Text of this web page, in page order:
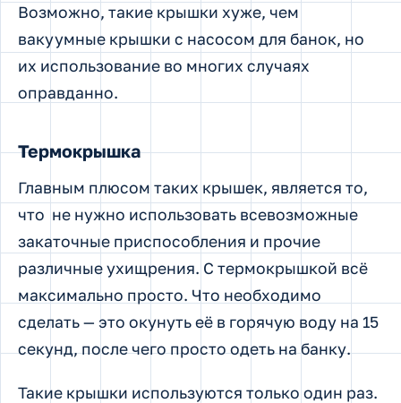
Возможно, такие крышки хуже, чем
вакуумные крышки с насосом для банок, но
их использование во многих случаях
оправданно.
Термокрышка
Главным плюсом таких крышек, является то,
что не нужно использовать всевозможные
закаточные приспособления и прочие
различные ухищрения. С термокрышкой всё
максимально просто. Что необходимо
сделать — это окунуть её в горячую воду на 15
секунд, после чего просто одеть на банку.
Такие крышки используются только один раз.